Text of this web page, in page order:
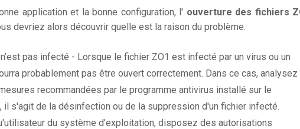
application et la bonne configuration, l' ouverture des fichiers
devriez alors découvrir quelle est la raison du problème.
n’est pas infecté - Lorsque le fichier ZO1 est infecté par un virus ou un
probablement pas être ouvert correctement. Dans ce cas, analysez
recommandées par le programme antivirus installé sur le
il s'agit de la désinfection ou de la suppression d'un fichier infecté.
du système d'exploitation, disposez des autorisations